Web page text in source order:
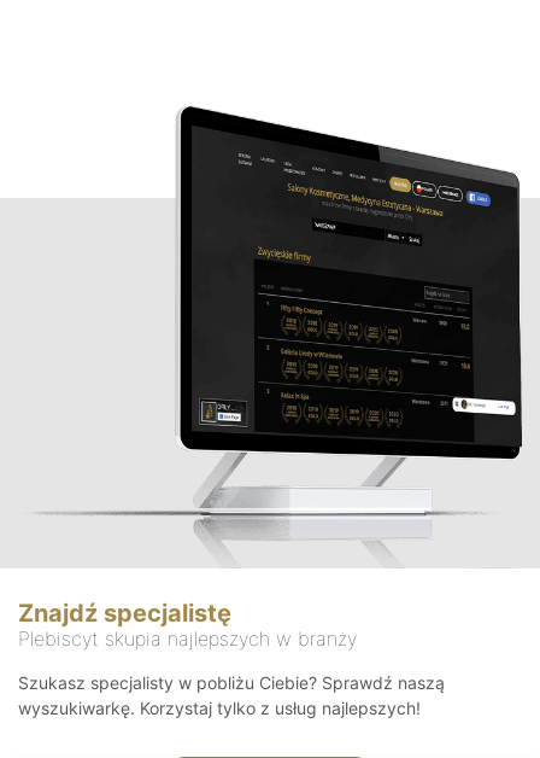
Znajdź specjalistę
Plebiscyt skupia najlepszych w branży
Szukasz specjalisty w pobliżu Ciebie? Sprawdź naszą
wyszukiwarkę. Korzystaj tylko z usług najlepszych!